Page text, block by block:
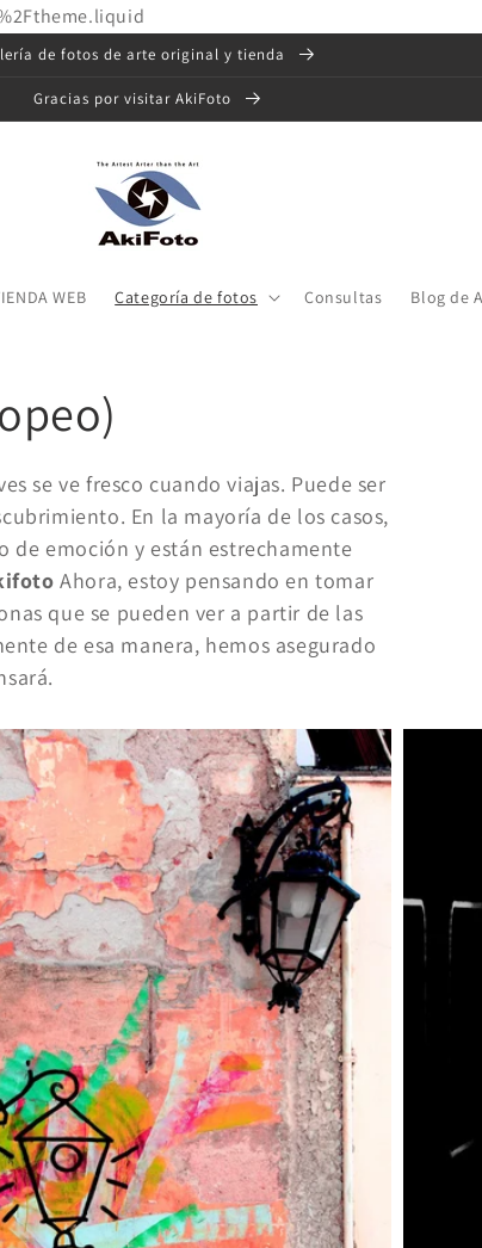
de fotos de arte original y tienda
Gracias por visitar AkiFoto
WEB Categoría de fotos Consultas Blog de
se ve fresco cuando viajas. Puede ser
En la mayoría de los casos,
de emoción y están estrechamente
Ahora, estoy pensando en tomar
que se pueden ver a partir de las
de esa manera, hemos asegurado